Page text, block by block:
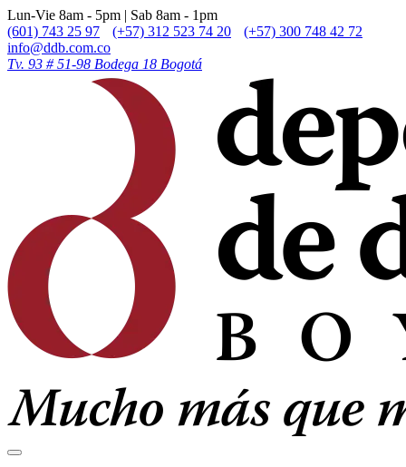
Lun-Vie 8am - 5pm | Sab 8am - 1pm
(601) 743 25 97
(+57) 312 523 74 20
(+57) 300 748 42 72
info@ddb.com.co
Tv. 93 # 51-98 Bodega 18 Bogotá